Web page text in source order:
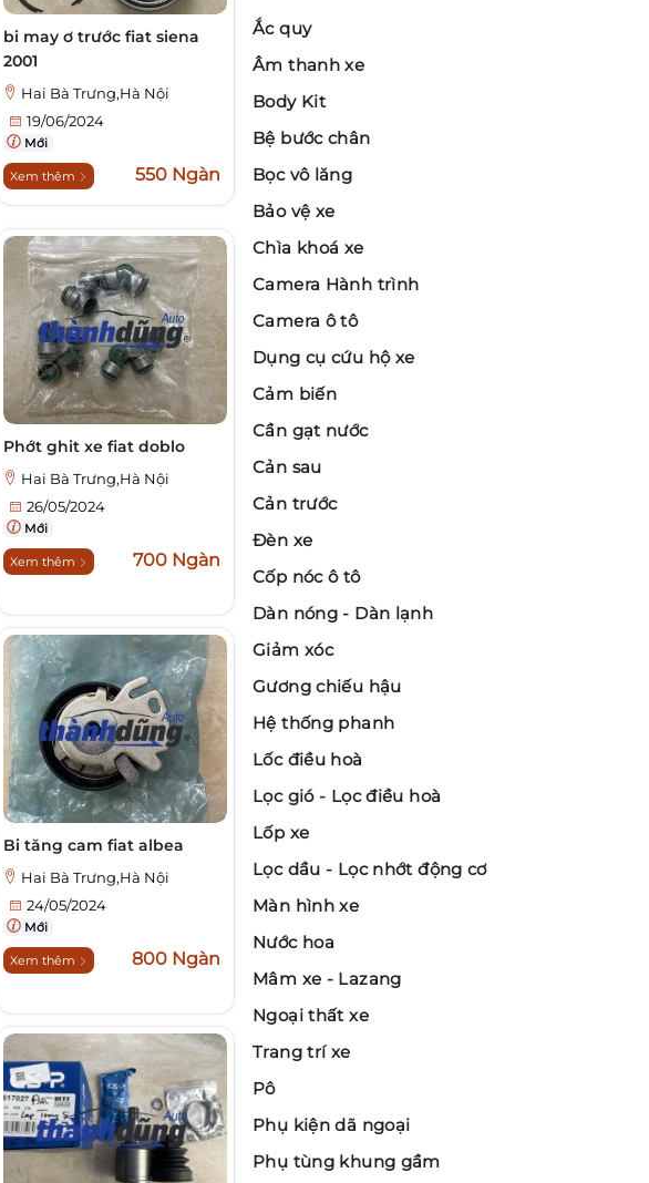
bi may ơ trước fiat siena
2001
Hai Bà Trưng,Hà Nội
19/06/2024
Mới
Xem thêm 550 Ngàn
Phớt ghit xe fiat doblo
Hai Bà Trưng,Hà Nội
26/05/2024
Mới
Xem thêm 700 Ngàn
Bi tăng cam fiat albea
Hai Bà Trưng,Hà Nội
24/05/2024
Mới
Xem thêm 800 Ngàn
Ắc quy
Âm thanh xe
Body Kit
Bệ bước chân
Bọc vô lăng
Bảo vệ xe
Chìa khoá xe
Camera Hành trình
Camera ô tô
Dụng cụ cứu hộ xe
Cảm biến
Cần gạt nước
Cản sau
Cản trước
Đèn xe
Cốp nóc ô tô
Dàn nóng - Dàn lạnh
Giảm xóc
Gương chiếu hậu
Hệ thống phanh
Lốc điều hoà
Lọc gió - Lọc điều hoà
Lốp xe
Lọc dầu - Lọc nhớt động cơ
Màn hình xe
Nước hoa
Mâm xe - Lazang
Ngoại thất xe
Trang trí xe
Pô
Phụ kiện dã ngoại
Phụ tùng khung gầm